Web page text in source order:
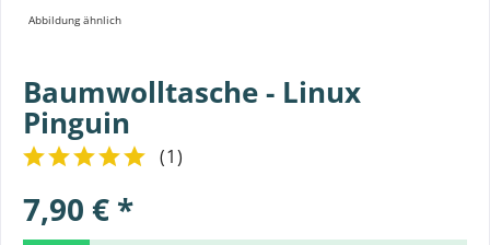
Abbildung ähnlich
Baumwolltasche - Linux
Pinguin
(1)
7,90 € *